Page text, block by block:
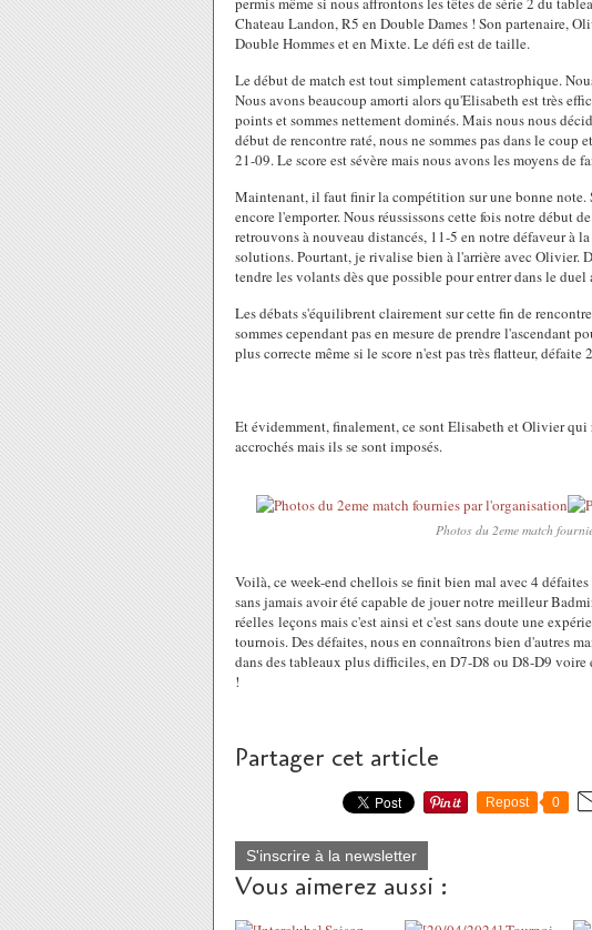
Chateau Landon, R5 en Double Dames ! Son partenaire,
Double Hommes et en Mixte. Le défi est de taille.
Le début de match est tout simplement catastrophique.
Nous avons beaucoup amorti alors qu'Elisabeth est très
points et sommes nettement dominés. Mais nous nous
début de rencontre raté, nous ne sommes pas dans le
21-09. Le score est sévère mais nous avons les moyens de
Maintenant, il faut finir la compétition sur une bonne note.
encore l'emporter. Nous réussissons cette fois notre début
retrouvons à nouveau distancés, 11-5 en notre défaveur à
solutions. Pourtant, je rivalise bien à l'arrière avec Olivier.
tendre les volants dès que possible pour entrer dans le
Les débats s'équilibrent clairement sur cette fin de
sommes cependant pas en mesure de prendre l'ascendant
plus correcte même si le score n'est pas très flatteur, défaite
Et évidemment, finalement, ce sont Elisabeth et Olivier
accrochés mais ils se sont imposés.
Photos du 2eme match
Voilà, ce week-end chellois se finit bien mal avec 4
sans jamais avoir été capable de jouer notre meilleur
réelles leçons mais c'est ainsi et c'est sans doute une
tournois. Des défaites, nous en connaîtrons bien d'autres
dans des tableaux plus difficiles, en D7-D8 ou D8-D9
!
Partager cet article
Repost 0
S'inscrire à la newsletter
Vous aimerez aussi :